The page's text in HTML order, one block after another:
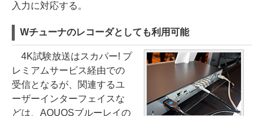
入力に対応する。
Wチューナのレコーダとしても利用可能
4K試験放送はスカパー! プ
レミアムサービス経由での
受信となるが、関連するユ
ーザーインターフェイスな
どは、AQUOSブルーレイの